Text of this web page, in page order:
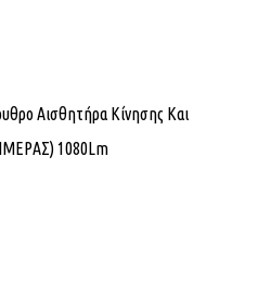
Αισθητήρα Κίνησης Και
1080Lm